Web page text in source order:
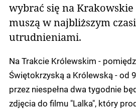
wybrać się na Krakowskie
muszą w najbliższym
utrudnieniami.
Na Trakcie Królewskim -
Świętokrzyską a Królewską - od
przez niespełna dwa tygodnie
zdjęcia do filmu "Lalka", który